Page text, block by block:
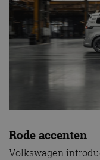
Rode accenten
Volkswagen